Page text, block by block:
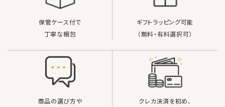
保管ケース付で
丁寧な梱包
ギフトラッピング可能
（無料・有料選択可）
商品の選び方や
クレカ決済を初め、